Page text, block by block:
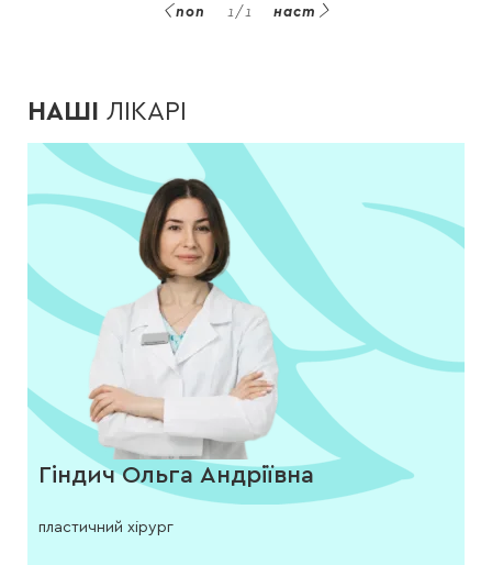
поп 1/1 наст
НАШІ ЛІКАРІ
Гіндич Ольга Андріївна
пластичний хірург